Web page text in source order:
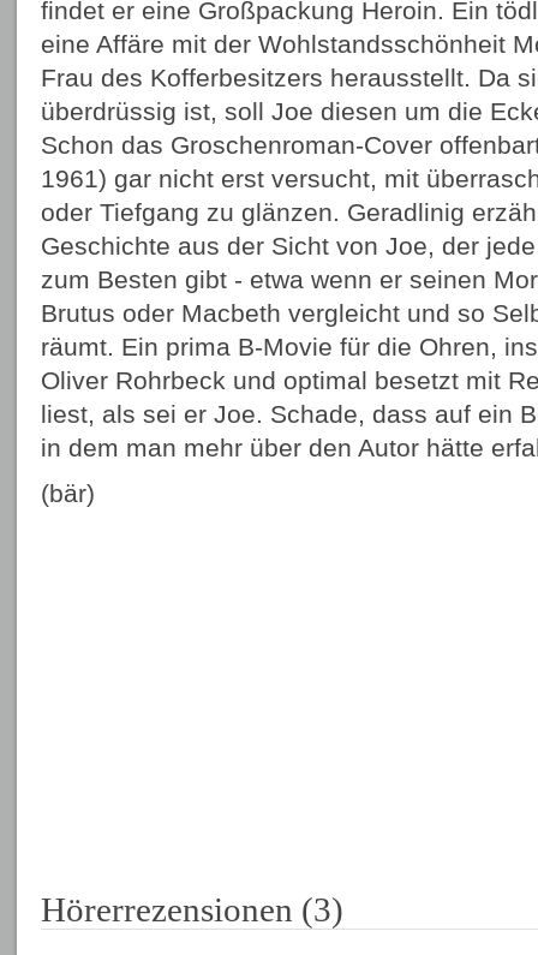
findet er eine Großpackung Heroin. Ein
eine Affäre mit der Wohlstandsschönheit
Frau des Kofferbesitzers herausstellt. Da
überdrüssig ist, soll Joe diesen um die
Schon das Groschenroman-Cover
1961) gar nicht erst versucht, mit
oder Tiefgang zu glänzen. Geradlinig
Geschichte aus der Sicht von Joe, der
zum Besten gibt - etwa wenn er seinen
Brutus oder Macbeth vergleicht und so
räumt. Ein prima B-Movie für die Ohren,
Oliver Rohrbeck und optimal besetzt mit
liest, als sei er Joe. Schade, dass auf ein
in dem man mehr über den Autor hätte
(bär)
Hörerrezensionen (3)